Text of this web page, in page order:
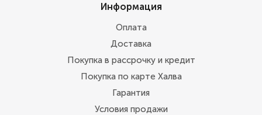
Информация
Оплата
Доставка
Покупка в рассрочку и кредит
Покупка по карте Халва
Гарантия
Условия продажи